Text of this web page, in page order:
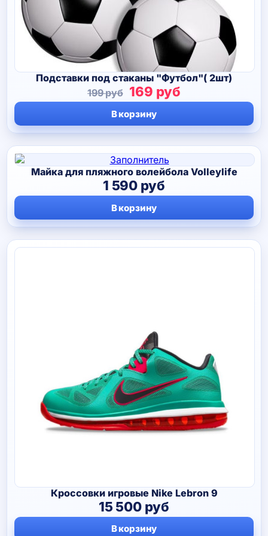
Подставки под стаканы "Футбол"( 2шт)
199руб Первоначальная
цена
составляла
199 руб.
169 рубТекущая
цена:
169 руб.
В корзину
Майка для пляжного волейбола Volleylife
1 590 руб
В корзину
Кроссовки игровые Nike Lebron 9
15 500 руб
В корзину